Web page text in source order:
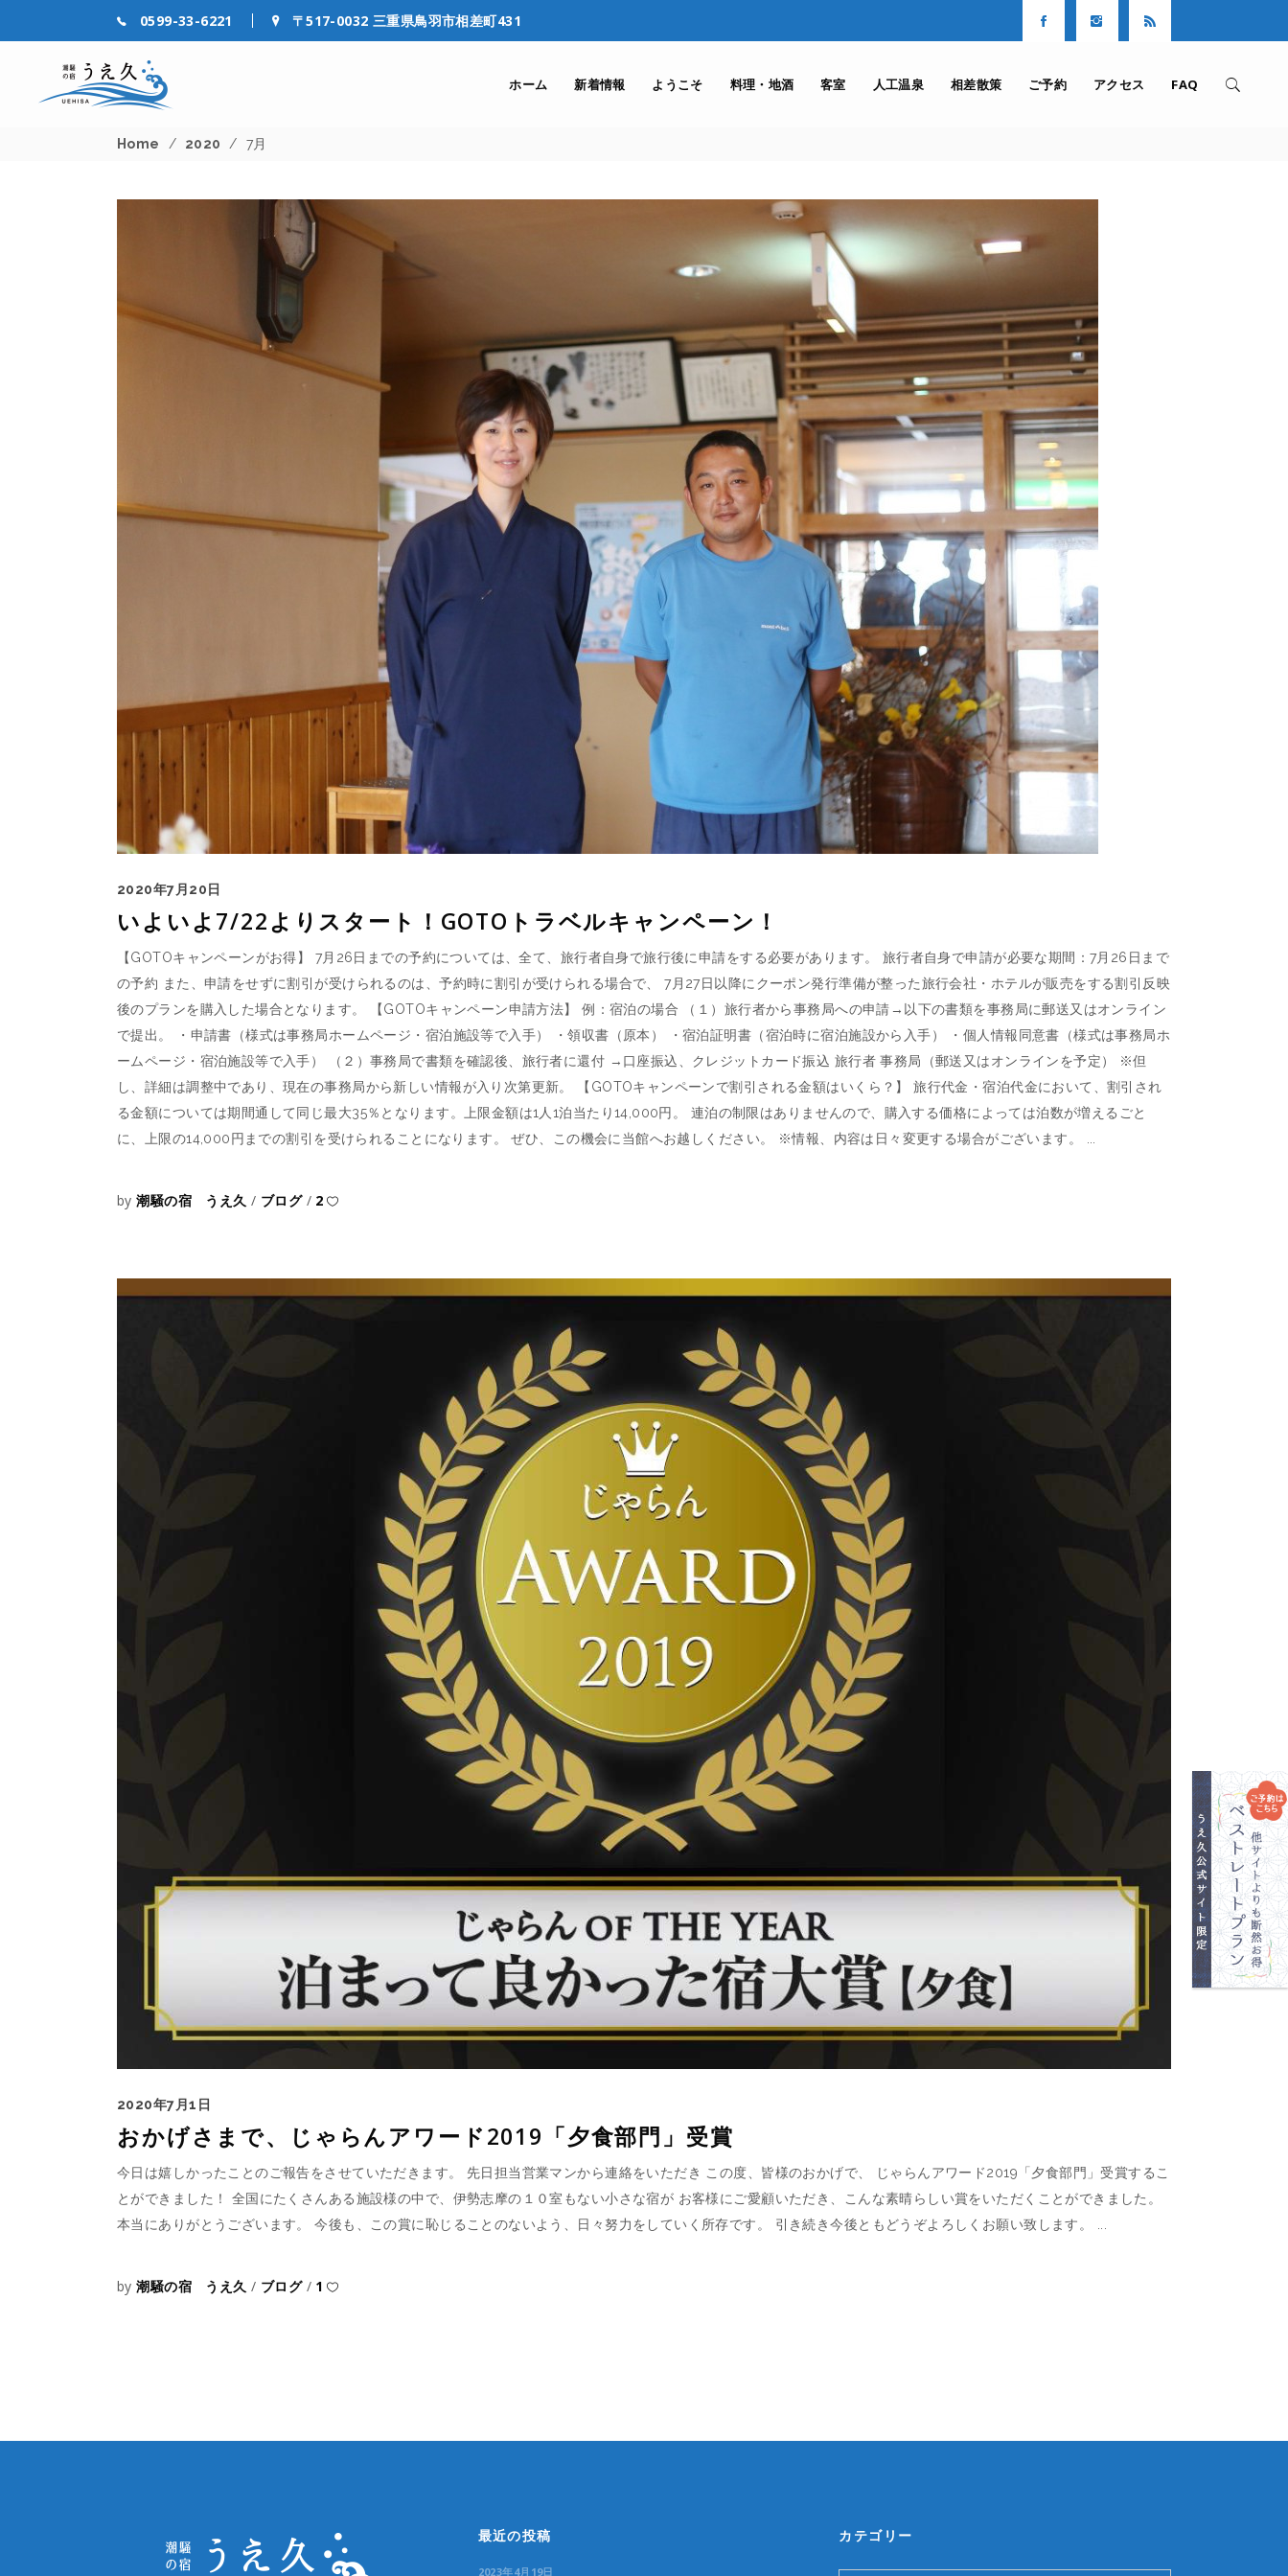
0599-33-6221 〒517-0032 三重県鳥羽市相差町431
ホーム 新着情報 ようこそ 料理・地酒 客室 人工温泉 相差散策 ご予約 アクセス FAQ
Home / 2020 / 7月
2020年7月20日
いよいよ7/22よりスタート！GOTOトラベルキャンペーン！
【GOTOキャンペーンがお得】 7月26日までの予約については、全て、旅行者自身で旅行後に申請をする必要があります。 旅行者自身で申請が必要な期間：7月26日まで
の予約 また、申請をせずに割引が受けられるのは、予約時に割引が受けられる場合で、 7月27日以降にクーポン発行準備が整った旅行会社・ホテルが販売をする割引反映
後のプランを購入した場合となります。 【GOTOキャンペーン申請方法】 例：宿泊の場合 （１）旅行者から事務局への申請→以下の書類を事務局に郵送又はオンライン
で提出。 ・申請書（様式は事務局ホームページ・宿泊施設等で入手） ・領収書（原本） ・宿泊証明書（宿泊時に宿泊施設から入手） ・個人情報同意書（様式は事務局ホ
ームページ・宿泊施設等で入手） （２）事務局で書類を確認後、旅行者に還付 →口座振込、クレジットカード振込 旅行者 事務局（郵送又はオンラインを予定） ※但
し、詳細は調整中であり、現在の事務局から新しい情報が入り次第更新。 【GOTOキャンペーンで割引される金額はいくら？】 旅行代金・宿泊代金において、割引され
る金額については期間通して同じ最大35％となります。上限金額は1人1泊当たり14,000円。 連泊の制限はありませんので、購入する価格によっては泊数が増えるごと
に、上限の14,000円までの割引を受けられることになります。 ぜひ、この機会に当館へお越しください。 ※情報、内容は日々変更する場合がございます。
by潮騒の宿 うえ久 ブログ 2
2020年7月1日
おかげさまで、じゃらんアワード2019「夕食部門」受賞
今日は嬉しかったことのご報告をさせていただきます。 先日担当営業マンから連絡をいただき この度、皆様のおかげで、 じゃらんアワード2019「夕食部門」受賞するこ
とができました！ 全国にたくさんある施設様の中で、伊勢志摩の１０室もない小さな宿が お客様にご愛顧いただき、こんな素晴らしい賞をいただくことができました。
本当にありがとうございます。 今後も、この賞に恥じることのないよう、日々努力をしていく所存です。 引き続き今後ともどうぞよろしくお願い致します。
by潮騒の宿 うえ久 ブログ 1
最近の投稿
2023年4月19日
カテゴリー